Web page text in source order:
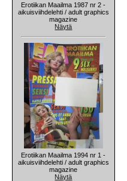
Erotiikan Maailma 1987 nr 2 -
aikuisviihdelehti / adult graphics
magazine
Näytä
Erotiikan Maailma 1994 nr 1 -
aikuisviihdelehti / adult graphics
magazine
Näytä